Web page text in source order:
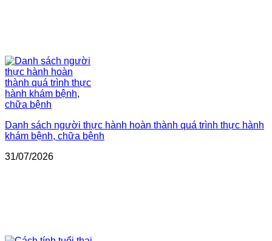
Danh sách người thực hành hoàn thành quá trình thực hành
khám bệnh, chữa bệnh
31/07/2026